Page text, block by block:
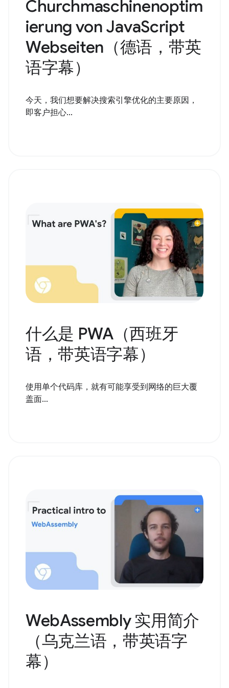
Churchmaschinenoptim
ierung von JavaScript
Webseiten（德语，带英
语字幕）
今天，我们想要解决搜索引擎优化的主要原因，
即客户担心...
什么是 PWA（西班牙
语，带英语字幕）
使用单个代码库，就有可能享受到网络的巨大覆
盖面...
WebAssembly 实用简介
（乌克兰语，带英语字
幕）